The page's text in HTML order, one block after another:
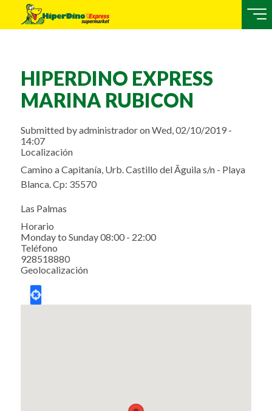
HIPERDINO EXPRESS
MARINA RUBICON
Submitted byadministradoronWed, 02/10/2019 -
14:07
Localización
Camino a Capitanía, Urb. Castillo del Ãguila s/n - Playa
Blanca. Cp: 35570
Las Palmas
Horario
Monday to Sunday 08:00 - 22:00
Teléfono
928518880
Geolocalización